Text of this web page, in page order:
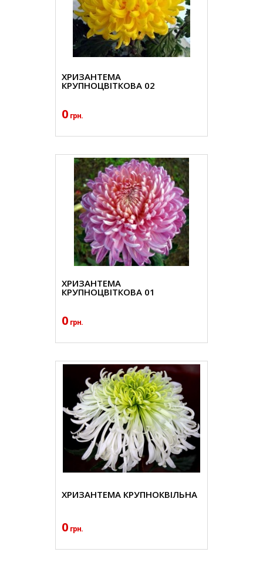
ХРИЗАНТЕМА
КРУПНОЦВІТКОВА 02
0 грн.
ХРИЗАНТЕМА
КРУПНОЦВІТКОВА 01
0 грн.
ХРИЗАНТЕМА КРУПНОКВІЛЬНА
0 грн.